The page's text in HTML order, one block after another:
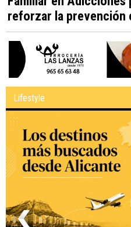
reforzar la prevención
Lifestyle